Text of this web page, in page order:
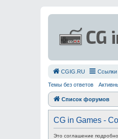
СGIG.RU Ссылки
Темы без ответов
Список форумов
CG in Games -
Это соглашение